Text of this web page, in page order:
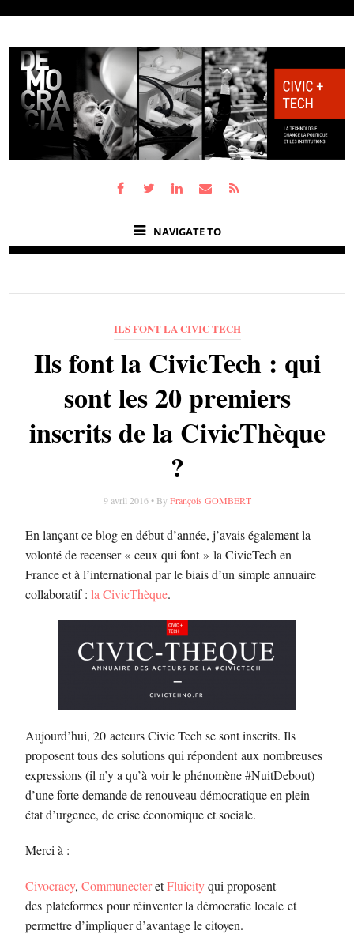
NAVIGATE TO
ILS FONT LA CIVIC TECH
Ils font la CivicTech : qui
sont les 20 premiers
inscrits de la CivicThèque
?
9 avril 2016 • By François GOMBERT
En lançant ce blog en début d’année, j’avais également la
volonté de recenser « ceux qui font » la CivicTech en
France et à l’international par le biais d’un simple annuaire
collaboratif :la CivicThèque.
Aujourd’hui, 20 acteurs Civic Tech se sont inscrits. Ils
proposent tous des solutions qui répondent aux nombreuses
expressions (il n’y a qu’à voir le phénomène #NuitDebout)
d’une forte demande de renouveau démocratique en plein
état d’urgence, de crise économique et sociale.
Merci à :
Civocracy,CommunecteretFluicityqui proposent
des plateformes pour réinventer la démocratie locale et
permettre d’impliquer d’avantage le citoyen.